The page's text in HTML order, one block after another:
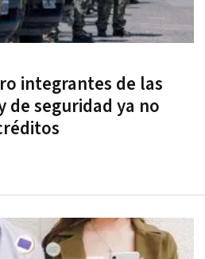
integrantes de las
de seguridad ya no